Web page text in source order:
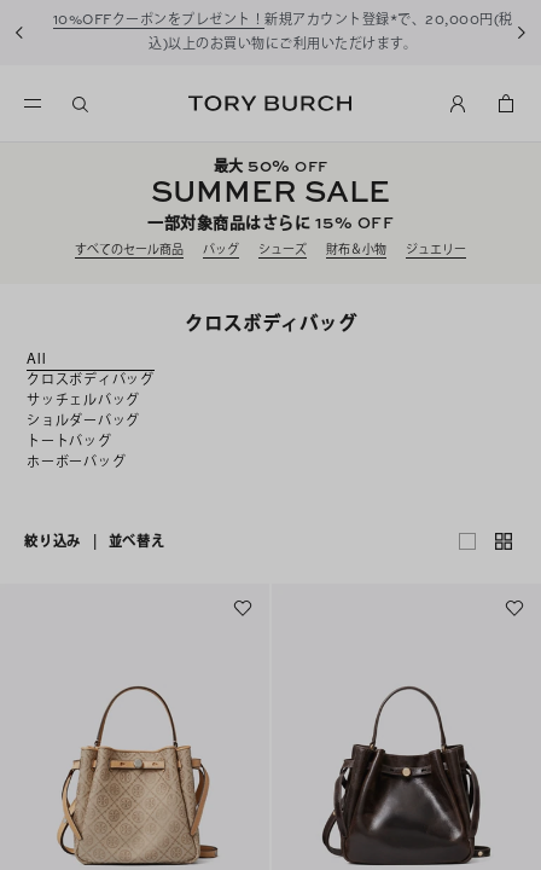
10%OFFクーポンをプレゼント！ 新規アカウント登録*で、20,000円(税
込)以上のお買い物にご利用いただけます。
最大 50% OFF
SUMMER SALE
一部対象商品はさらに 15% OFF
すべてのセール商品 バッグ シューズ 財布＆小物 ジュエリー
クロスボディバッグ
All
クロスボディバッグ
サッチェルバッグ
ショルダーバッグ
トートバッグ
ホーボーバッグ
絞り込み 並べ替え